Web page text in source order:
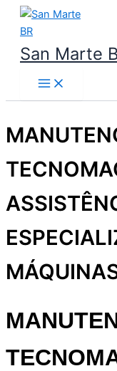
para
conteúdo
San Marte